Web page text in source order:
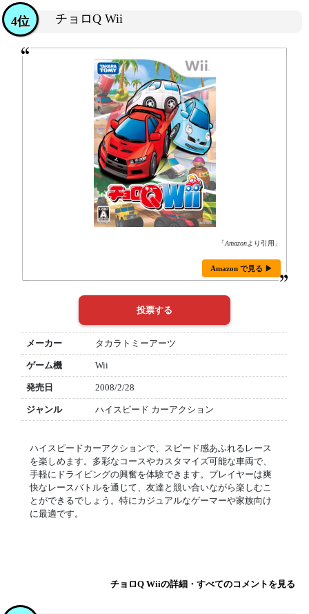
チョロQ Wii
4位
「Amazonより引用」
Amazon で見る ▶
メーカー タカラトミーアーツ
ゲーム機 Wii
発売日 2008/2/28
ジャンル ハイスピード カーアクション
ハイスピードカーアクションで、スピード感あふれるレース
を楽しめます。多彩なコースやカスタマイズ可能な車両で、
手軽にドライビングの興奮を体験できます。プレイヤーは爽
快なレースバトルを通じて、友達と競い合いながら楽しむこ
とができるでしょう。特にカジュアルなゲーマーや家族向け
に最適です。
チョロQ Wiiの詳細・すべてのコメントを見る